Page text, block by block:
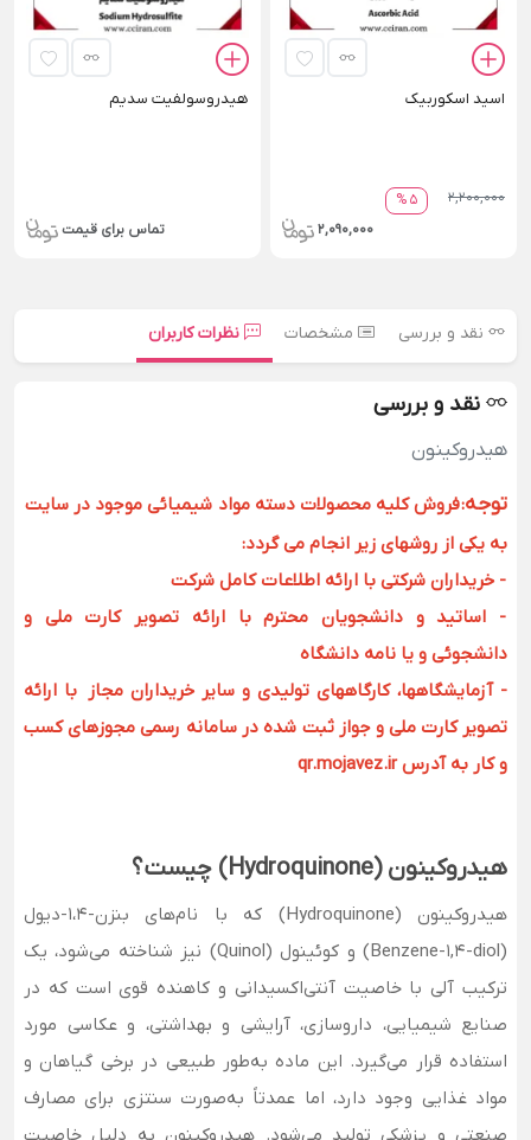
اسید اسکوربیک
5 %
2,200,000
2,090,000
هیدروسولفیت سدیم
تماس برای قیمت
نقد و بررسی مشخصات نظرات کاربران
نقد و بررسی
هیدروکینون
توجه:فروش کلیه محصولات دسته مواد شیمیائی موجود در سایت
به یکی از روشهای زیر انجام می گردد:
- خریداران شرکتی با ارائه اطلاعات کامل شرکت
- اساتید و دانشجویان محترم با ارائه تصویر کارت ملی و
دانشجوئی و یا نامه دانشگاه
- آزمایشگاهها، کارگاههای تولیدی و سایر خریداران مجاز با ارائه
تصویر کارت ملی و جواز ثبت شده در سامانه رسمی مجوزهای کسب
و کار به آدرس qr.mojavez.ir
هیدروکینون (Hydroquinone) چیست؟
هیدروکینون (Hydroquinone) که با نام‌های بنزن-1،4-دیول
(Benzene-1,4-diol) و کوئینول (Quinol) نیز شناخته می‌شود، یک
ترکیب آلی با خاصیت آنتی‌اکسیدانی و کاهنده قوی است که در
صنایع شیمیایی، داروسازی، آرایشی و بهداشتی، و عکاسی مورد
استفاده قرار می‌گیرد. این ماده به‌طور طبیعی در برخی گیاهان و
مواد غذایی وجود دارد، اما عمدتاً به‌صورت سنتزی برای مصارف
صنعتی و پزشکی تولید می‌شود. هیدروکینون به دلیل خاصیت